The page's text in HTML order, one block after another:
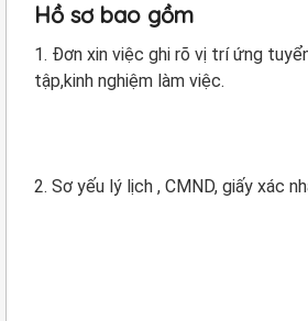
Hồ sơ bao gồm
1. Đơn xin việc ghi rõ vị trí ứng
tập,kinh nghiệm làm việc.
2. Sơ yếu lý lịch , CMND, giấy xác